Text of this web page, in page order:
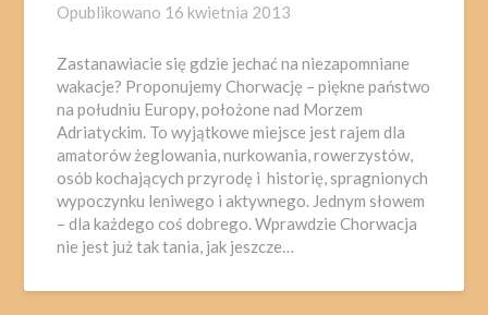
Opublikowano 16 kwietnia 2013
Zastanawiacie się gdzie jechać na niezapomniane
wakacje? Proponujemy Chorwację – piękne państwo
na południu Europy, położone nad Morzem
Adriatyckim. To wyjątkowe miejsce jest rajem dla
amatorów żeglowania, nurkowania, rowerzystów,
osób kochających przyrodę i historię, spragnionych
wypoczynku leniwego i aktywnego. Jednym słowem
– dla każdego coś dobrego. Wprawdzie Chorwacja
nie jest już tak tania, jak jeszcze…